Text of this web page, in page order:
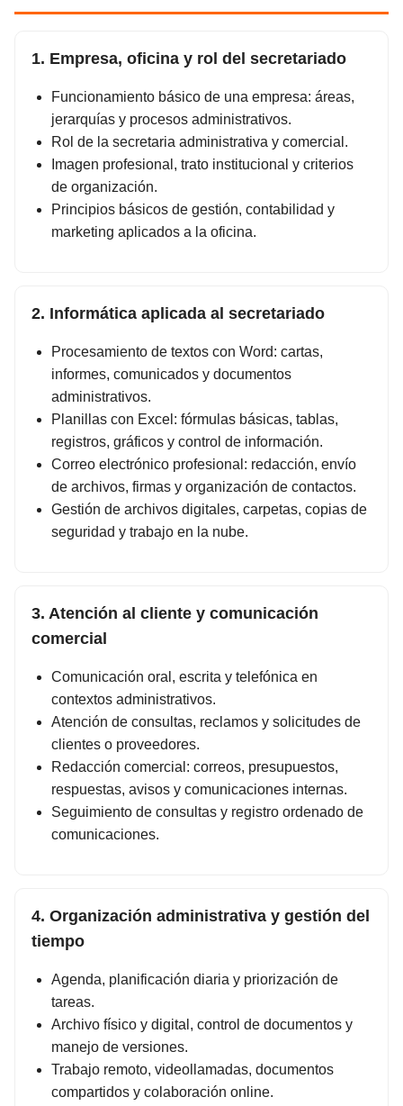
1. Empresa, oficina y rol del secretariado
Funcionamiento básico de una empresa: áreas,
jerarquías y procesos administrativos.
Rol de la secretaria administrativa y comercial.
Imagen profesional, trato institucional y criterios
de organización.
Principios básicos de gestión, contabilidad y
marketing aplicados a la oficina.
2. Informática aplicada al secretariado
Procesamiento de textos con Word: cartas,
informes, comunicados y documentos
administrativos.
Planillas con Excel: fórmulas básicas, tablas,
registros, gráficos y control de información.
Correo electrónico profesional: redacción, envío
de archivos, firmas y organización de contactos.
Gestión de archivos digitales, carpetas, copias de
seguridad y trabajo en la nube.
3. Atención al cliente y comunicación
comercial
Comunicación oral, escrita y telefónica en
contextos administrativos.
Atención de consultas, reclamos y solicitudes de
clientes o proveedores.
Redacción comercial: correos, presupuestos,
respuestas, avisos y comunicaciones internas.
Seguimiento de consultas y registro ordenado de
comunicaciones.
4. Organización administrativa y gestión del
tiempo
Agenda, planificación diaria y priorización de
tareas.
Archivo físico y digital, control de documentos y
manejo de versiones.
Trabajo remoto, videollamadas, documentos
compartidos y colaboración online.